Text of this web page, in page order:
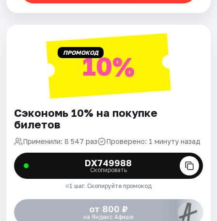
ПРОМОКОД10%
Сэкономь 10% на покупке
билетов
Применили: 8 547 раз Проверено: 1 минуту назад
DX749988
Скопировать
1 шаг. Скопируйте промокод
от 800 ₽
на Яндекс Афише